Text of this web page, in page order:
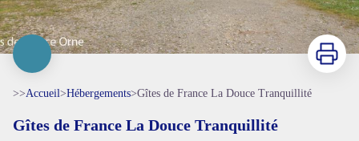
Imprimer
>>Accueil>Hébergements>Gîtes de France La Douce Tranquillité
Gîtes de France La Douce Tranquillité